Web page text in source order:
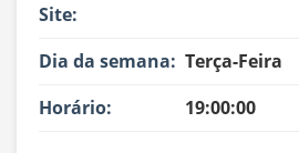
Site:
Dia da semana: Terça-Feira
Horário:
19:00:00